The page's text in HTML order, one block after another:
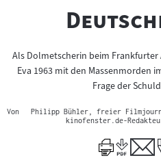
"
Als Dolmetscherin beim
Eva 1963 mit den Massenmorden
Frage der
Von
Philipp Bühler, freier
kinofenster.de-